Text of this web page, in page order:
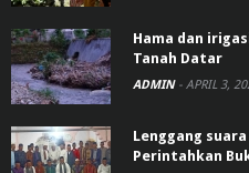
Hama dan
Tanah Datar
ADMIN - APRIL 3,
Lenggang
Perintahkan